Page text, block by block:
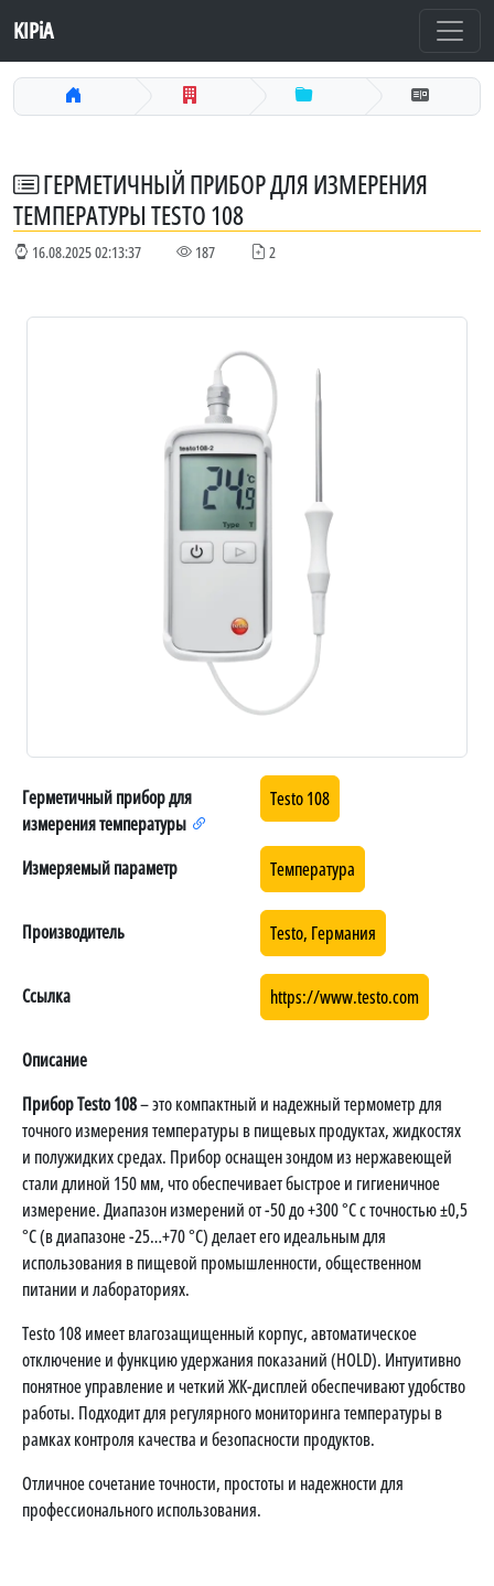
KIPiA
ГЕРМЕТИЧНЫЙ ПРИБОР ДЛЯ ИЗМЕРЕНИЯ
ТЕМПЕРАТУРЫ TESTO 108
16.08.2025 02:13:37 187 2
Герметичный прибор для
измерения температуры
Testo 108
Измеряемый параметр Температура
Производитель Testo, Германия
Ссылка https://www.testo.com
Описание
Прибор Testo 108– это компактный и надежный термометр для
точного измерения температуры в пищевых продуктах, жидкостях
и полужидких средах. Прибор оснащен зондом из нержавеющей
стали длиной 150 мм, что обеспечивает быстрое и гигиеничное
измерение. Диапазон измерений от -50 до +300 °C с точностью ±0,5
°C (в диапазоне -25…+70 °C) делает его идеальным для
использования в пищевой промышленности, общественном
питании и лабораториях.
Testo 108 имеет влагозащищенный корпус, автоматическое
отключение и функцию удержания показаний (HOLD). Интуитивно
понятное управление и четкий ЖК-дисплей обеспечивают удобство
работы. Подходит для регулярного мониторинга температуры в
рамках контроля качества и безопасности продуктов.
Отличное сочетание точности, простоты и надежности для
профессионального использования.